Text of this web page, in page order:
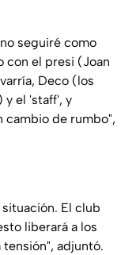
seguiré como
con el presi (Joan
Deco (los
y el 'staff', y
cambio de rumbo",
El club
liberará a los
adjuntó.